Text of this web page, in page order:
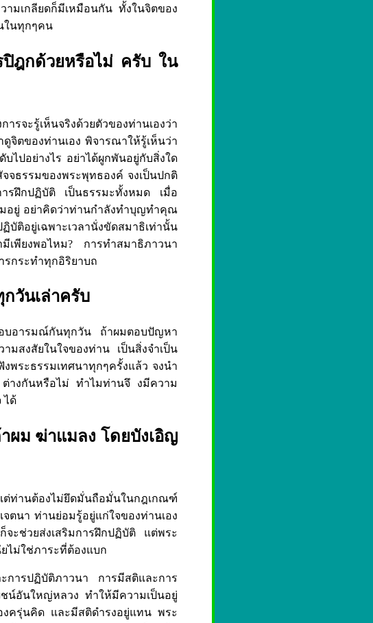
มเกลียดก็มีเหมือนกัน ทั้งในจิตของ
ในทุกๆคน
ปิฎกด้วยหรือไม่ ครับ ใน
จะรู้เห็นจริงด้วยตัวของท่านเองว่า
ดูจิตของท่านเอง พิจารณาให้รู้เห็นว่า
ไปอย่างไร อย่าได้ผูกพันอยู่กับสิ่งใด
จจธรรมของพระพุทธองค์ จงเป็นปกติ
รฝึกปฏิบัติ เป็นธรรมะทั้งหมด เมื่อ
อยู่ อย่าคิดว่าท่านกำลังทำบุญทำคุณ
ติอยู่เฉพาะเวลานั่งขัดสมาธิเท่านั้น
เพียงพอไหม? การทำสมาธิภาวนา
รกระทำทุกอิริยาบถ
วันเล่าครับ
อบอารมณ์กันทุกวัน ถ้าผมตอบปัญหา
มสงสัยในใจของท่าน เป็นสิ่งจำเป็น
งพระธรรมเทศนาทุกๆครั้งแล้ว จงนำ
ต่างกันหรือไม่ ทำไมท่านจึ งมีความ
ได้
ผม ฆ่าแมลง โดยบังเอิญ
ต่ท่านต้องไม่ยึดมั่นถือมั่นในกฎเกณฑ์
ตนา ท่านย่อมรู้อยู่แก่ใจของท่านเอง
จะช่วยส่งเสริมการฝึกปฏิบัติ แต่พระ
ไม่ใช่ภาระที่ต้องแบก
การปฏิบัติภาวนา การมีสติและการ
น์อันใหญ่หลวง ทำให้มีความเป็นอยู่
งครุ่นคิด และมีสติดำรงอยู่แทน พระ